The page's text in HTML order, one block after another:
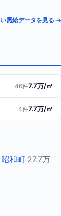
需給データを見る →
46件7.7万/㎡
4件7.7万/㎡
昭和町 27.7万